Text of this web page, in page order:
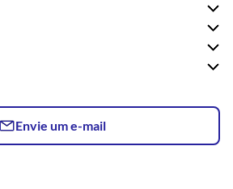
Envie um e-mail